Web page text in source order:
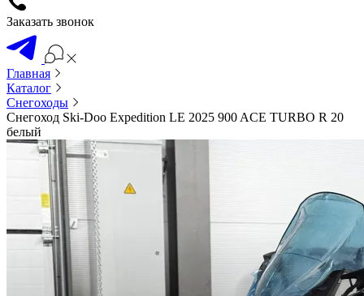
Заказать звонок
Главная
Каталог
Снегоходы
Снегоход Ski-Doo Expedition LE 2025 900 ACE TURBO R 20
белый